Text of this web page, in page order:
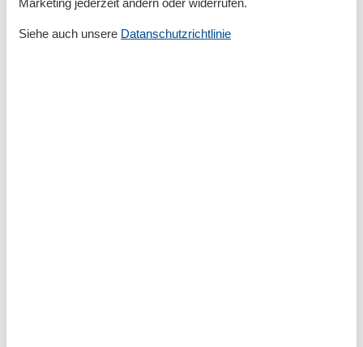
Dusche
Handtücher
Siehe auch unsere Datanschutzrichtlinie